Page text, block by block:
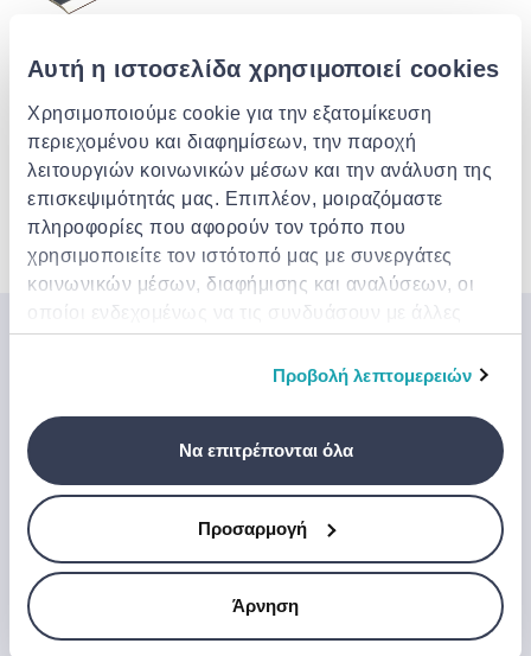
Αυτή η ιστοσελίδα χρησιμοποιεί cookies
Χρησιμοποιούμε cookie για την εξατομίκευση
περιεχομένου και διαφημίσεων, την παροχή
λειτουργιών κοινωνικών μέσων και την ανάλυση της
επισκεψιμότητάς μας. Επιπλέον, μοιραζόμαστε
πληροφορίες που αφορούν τον τρόπο που
χρησιμοποιείτε τον ιστότοπό μας με συνεργάτες
κοινωνικών μέσων, διαφήμισης και αναλύσεων, οι
οποίοι ενδεχομένως να τις συνδυάσουν με άλλες
πληροφορίες που τους έχετε παραχωρήσει ή τις
οποίες έχουν συλλέξει σε σχέση με την από μέρους
Προβολή λεπτομερειών
Να επιτρέπονται όλα
Προσαρμογή
Άρνηση
Bathroom profile sticker
straight 900x31x2,1mm inox
€ 9.99
5 από 5 Προϊόντα
Μπες στον κόσμο της
Εάν θέλετε να αποκτήσετε έγκαιρη πρόσβαση σε
αποκλειστικές προσφορές, νέα προϊόντα και τα
τελευταία μας νέα, εγγραφείτε παρακάτω.
Εγγραφή
Μπορείτε να ακυρώσετε την εγγραφή σας οποιαδήποτε στιγμή
κάνοντας κλικ στον σύνδεσμο ‘Unsubscribe’ στο τέλος